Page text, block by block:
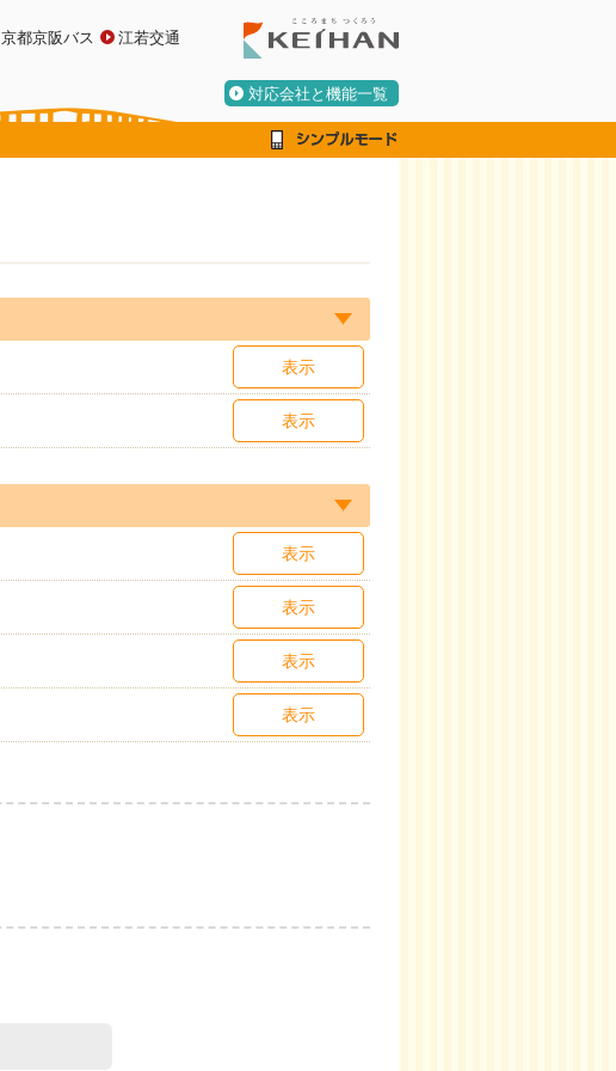
京都京阪バス 江若交通
対応会社と機能一覧
表示
表示
表示
表示
表示
表示